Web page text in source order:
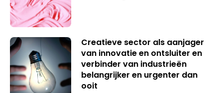
Creatieve sector als aanjager
van innovatie en ontsluiter en
verbinder van industrieën
belangrijker en urgenter dan
ooit